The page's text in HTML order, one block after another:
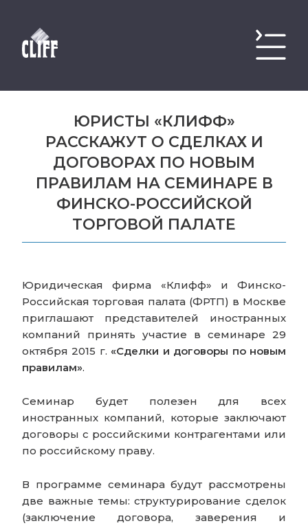
ЮРИСТЫ «КЛИФФ»
РАССКАЖУТ О СДЕЛКАХ И
ДОГОВОРАХ ПО НОВЫМ
ПРАВИЛАМ НА СЕМИНАРЕ В
ФИНСКО-РОССИЙСКОЙ
ТОРГОВОЙ ПАЛАТЕ
Юридическая фирма «Клифф» и Финско-
Российская торговая палата (ФРТП) в Москве
приглашают представителей иностранных
компаний принять участие в семинаре 29
октября 2015 г. «Сделки и договоры по новым
правилам».
Семинар будет полезен для всех
иностранных компаний, которые заключают
договоры с российскими контрагентами или
по российскому праву.
В программе семинара будут рассмотрены
две важные темы:структурирование сделок
(заключение договора, заверения и